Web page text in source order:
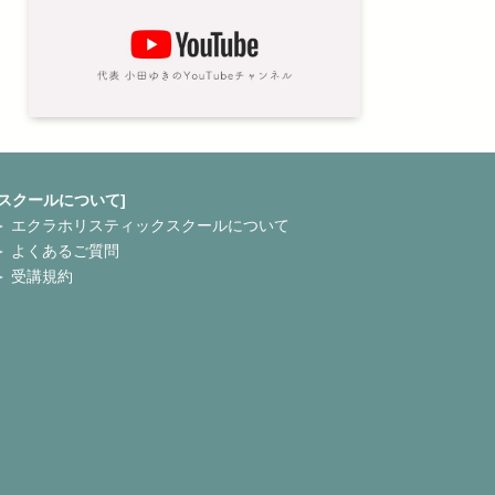
クールについて]
エクラホリスティックスクールについて
よくあるご質問
受講規約